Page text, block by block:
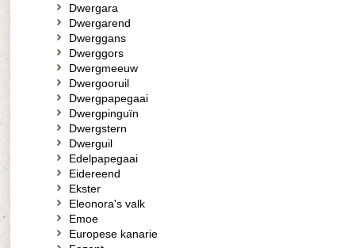
Dwergara
Dwergarend
Dwerggans
Dwerggors
Dwergmeeuw
Dwergooruil
Dwergpapegaai
Dwergpinguïn
Dwergstern
Dwerguil
Edelpapegaai
Eidereend
Ekster
Eleonora's valk
Emoe
Europese kanarie